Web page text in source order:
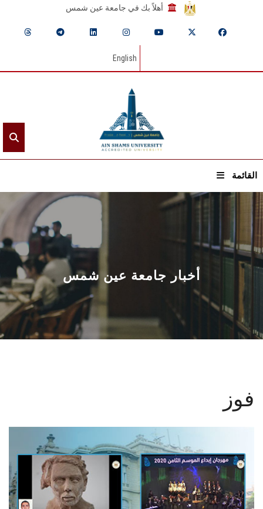
أهلاً بك في جامعة عين شمس
English
القائمة
الرئيسيـة
عن الجامعة
القطاعـات
الشئون الأكاديمية
البحث العلمي
الأنظمة الذكية
الإعلام
تواصل معنا
أخبار جامعة عين شمس
فوز